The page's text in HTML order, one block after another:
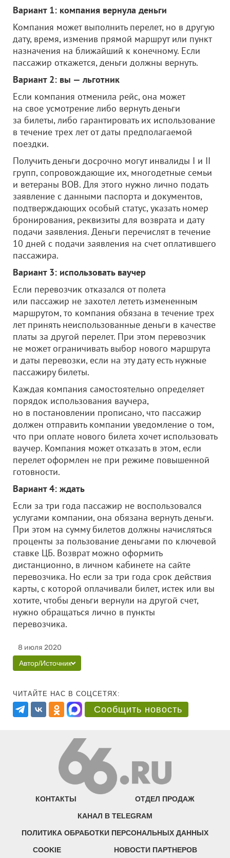
Вариант 1: компания вернула деньги
Компания может выполнить перелет, но в другую
дату, время, изменив прямой маршрут или пункт
назначения на ближайший к конечному. Если
пассажир откажется, деньги должны вернуть.
Вариант 2: вы — льготник
Если компания отменила рейс, она может
на свое усмотрение либо вернуть деньги
за билеты, либо гарантировать их использование
в течение трех лет от даты предполагаемой
поездки.
Получить деньги досрочно могут инвалиды I и II
групп, сопровождающие их, многодетные семьи
и ветераны ВОВ. Для этого нужно лично подать
заявление с данными паспорта и документов,
подтверждающих особый статус, указать номер
бронирования, реквизиты для возврата и дату
подачи заявления. Деньги перечислят в течение
10 дней с подачи заявления на счет оплатившего
пассажира.
Вариант 3: использовать ваучер
Если перевозчик отказался от полета
или пассажир не захотел лететь измененным
маршрутом, то компания обязана в течение трех
лет принять неиспользованные деньги в качестве
платы за другой перелет. При этом перевозчик
не может ограничивать выбор нового маршрута
и даты перевозки, если на эту дату есть нужные
пассажиру билеты.
Каждая компания самостоятельно определяет
порядок использования ваучера,
но в постановлении прописано, что пассажир
должен отправить компании уведомление о том,
что при оплате нового билета хочет использовать
ваучер. Компания может отказать в этом, если
перелет оформлен не при режиме повышенной
готовности.
Вариант 4: ждать
Если за три года пассажир не воспользовался
услугами компании, она обязана вернуть деньги.
При этом на сумму билетов должны начисляться
проценты за пользование деньгами по ключевой
ставке ЦБ. Возврат можно оформить
дистанционно, в личном кабинете на сайте
перевозчика. Но если за три года срок действия
карты, с которой оплачивали билет, истек или вы
хотите, чтобы деньги вернули на другой счет,
нужно обращаться лично в пункты
перевозчика.
8 июля 2020
Автор/Источник
ЧИТАЙТЕ НАС В СОЦСЕТЯХ:
Сообщить новость
КОНТАКТЫ ОТДЕЛ ПРОДАЖ
КАНАЛ В TELEGRAM
ПОЛИТИКА ОБРАБОТКИ ПЕРСОНАЛЬНЫХ ДАННЫХ
COOKIE НОВОСТИ ПАРТНЕРОВ